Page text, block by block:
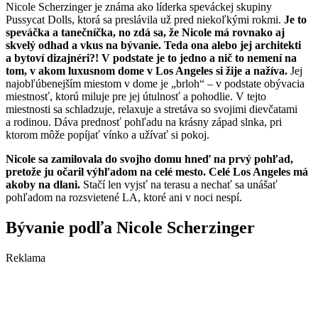
Nicole Scherzinger je známa ako líderka speváckej skupiny
Pussycat Dolls, ktorá sa preslávila už pred niekoľkými rokmi. Je to
speváčka a tanečníčka, no zdá sa, že Nicole má rovnako aj
skvelý odhad a vkus na bývanie. Teda ona alebo jej architekti
a bytoví dizajnéri?! V podstate je to jedno a nič to nemení na
tom, v akom luxusnom dome v Los Angeles si žije a nažíva. Jej
najobľúbenejším miestom v dome je „brloh“ – v podstate obývacia
miestnosť, ktorú miluje pre jej útulnosť a pohodlie. V tejto
miestnosti sa schladzuje, relaxuje a stretáva so svojimi dievčatami
a rodinou. Dáva prednosť pohľadu na krásny západ slnka, pri
ktorom môže popíjať vínko a užívať si pokoj.
Nicole sa zamilovala do svojho domu hneď na prvý pohľad,
pretože ju očaril výhľadom na celé mesto. Celé Los Angeles má
akoby na dlani. Stačí len vyjsť na terasu a nechať sa unášať
pohľadom na rozsvietené LA, ktoré ani v noci nespí.
Bývanie podľa Nicole Scherzinger
Reklama